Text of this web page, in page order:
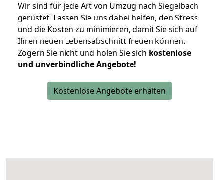
Wir sind für jede Art von Umzug nach Siegelbach
gerüstet. Lassen Sie uns dabei helfen, den Stress
und die Kosten zu minimieren, damit Sie sich auf
Ihren neuen Lebensabschnitt freuen können.
Zögern Sie nicht und holen Sie sich kostenlose
und unverbindliche Angebote!
Kostenlose Angebote erhalten